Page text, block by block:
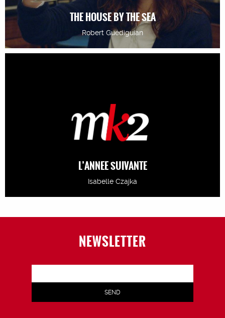
THE HOUSE BY THE SEA
Robert Guédiguian
L’ANNEE SUIVANTE
Isabelle Czajka
NEWSLETTER